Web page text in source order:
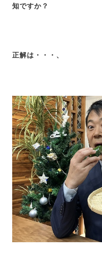
知ですか？
正解は・・・、